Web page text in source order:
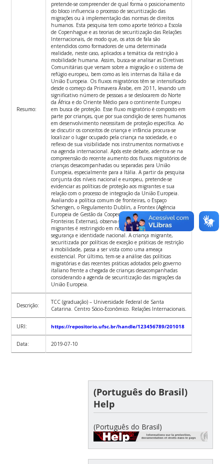
Resumo:
pretende-se compreender de qual forma o posicionamento
do bloco influencia o processo de securitização das
migrações ou à implementação das normas de direitos
humanos. Esta pesquisa tem como aporte teórico a Escola
de Copenhague e as teorias de securitização das Relações
Internacionais, de modo que, os atos de fala são
entendidos como formadores de uma determinada
realidade, neste caso, aplicados a temática da restrição à
mobilidade humana. Assim, busca-se analisar as Diretivas
Comunitárias que versam sobre a migração e o sistema de
refúgio europeu, bem como as leis internas da Itália e da
União Europeia. Os fluxos migratórios têm se intensificado
desde o começo da Primavera Árabe, em 2011, levando um
significativo número de pessoas a se deslocarem do Norte
da África e do Oriente Médio para o continente Europeu
em busca de proteção. Esse fluxo migratório é composto em
parte por crianças, que por sua condição de seres humanos
em desenvolvimento necessitam de proteção específica. Ao
se discutir os conceitos de criança e infância procura-se
localizar o lugar ocupado pela criança na sociedade, e o
reflexo de sua visibilidade nos instrumentos normativos e
na agenda internacional. Após este debate, adentra-se na
compreensão do recente aumento dos fluxos migratórios de
crianças desacompanhadas ou separadas para União
Europeia, especialmente para a Itália. A partir da pesquisa
conjunta dos níveis nacional e europeu, pretende-se
evidenciar as políticas de proteção aos migrantes e sua
relação com o processo de integração da União Europeia.
Avaliando a política comum de fronteiras, o Espaço
Schengen, o Regulamento Dublin, a Frontex (Agência
Europeia de Gestão da Cooperação Operacional nas
Fronteiras Externas), observa-se que o livre movimento dos
migrantes é restringido em nome de um discurso de
segurança e identidade nacional. A criança migrante,
securitizada por políticas de exceção e práticas de restrição
à mobilidade, passa a ser vista como uma ameaça
existencial. Por último, tem-se a análise das políticas
migratórias e das recentes práticas adotados pelo governo
italiano frente a chegada de crianças desacompanhadas
considerando a agenda de securitização das migrações da
União Europeia.
Descrição:
TCC (graduação) – Universidade Federal de Santa
Catarina. Centro Sócio-Econômico. Relações Internacionais.
URI: https://repositorio.ufsc.br/handle/123456789/201018
Data: 2019-07-10
(Português do Brasil)
Help
(Português do Brasil)